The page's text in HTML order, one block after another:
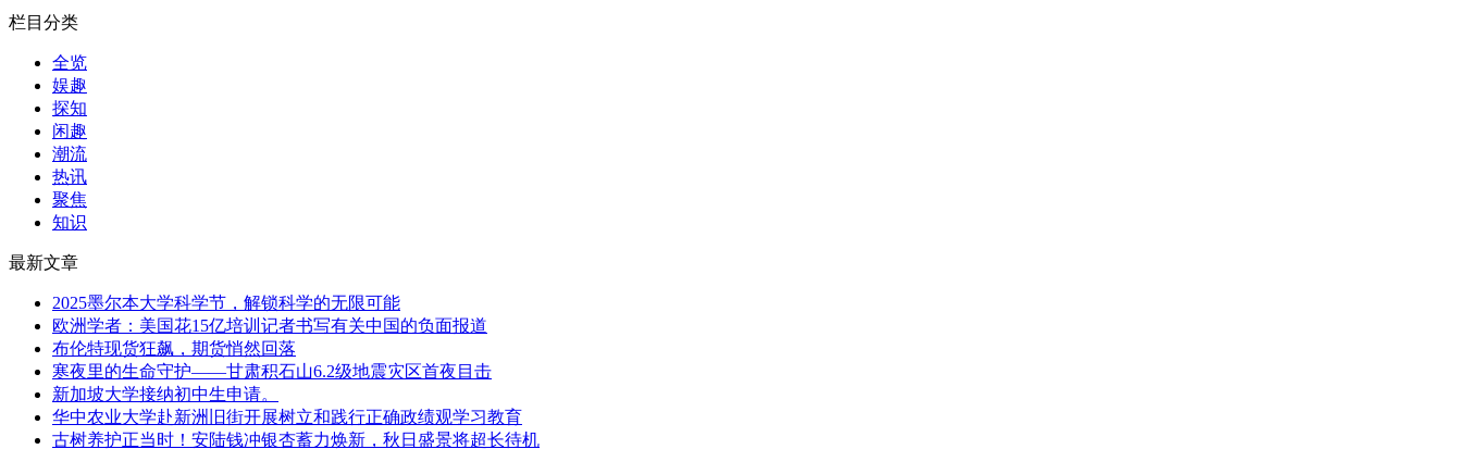
栏目分类
全览
娱趣
探知
闲趣
潮流
热讯
聚焦
知识
最新文章
2025墨尔本大学科学节，解锁科学的无限可能
欧洲学者：美国花15亿培训记者书写有关中国的负面报道
布伦特现货狂飙，期货悄然回落
寒夜里的生命守护——甘肃积石山6.2级地震灾区首夜目击
新加坡大学接纳初中生申请。
华中农业大学赴新洲旧街开展树立和践行正确政绩观学习教育
古树养护正当时！安陆钱冲银杏蓄力焕新，秋日盛景将超长待机